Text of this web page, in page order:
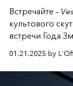
Встречайте –
культового
встречи Года
01.21.2025 by